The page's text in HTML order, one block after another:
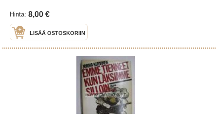
Hinta: 8,00 €
LISÄÄ OSTOSKORIIN